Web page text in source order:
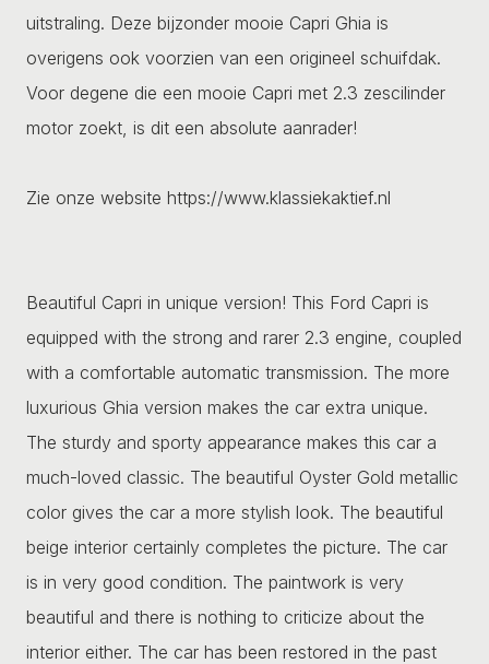
uitstraling. Deze bijzonder mooie Capri Ghia is
overigens ook voorzien van een origineel schuifdak.
Voor degene die een mooie Capri met 2.3 zescilinder
motor zoekt, is dit een absolute aanrader!
Zie onze website https://www.klassiekaktief.nl
Beautiful Capri in unique version! This Ford Capri is
equipped with the strong and rarer 2.3 engine, coupled
with a comfortable automatic transmission. The more
luxurious Ghia version makes the car extra unique.
The sturdy and sporty appearance makes this car a
much-loved classic. The beautiful Oyster Gold metallic
color gives the car a more stylish look. The beautiful
beige interior certainly completes the picture. The car
is in very good condition. The paintwork is very
beautiful and there is nothing to criticize about the
interior either. The car has been restored in the past